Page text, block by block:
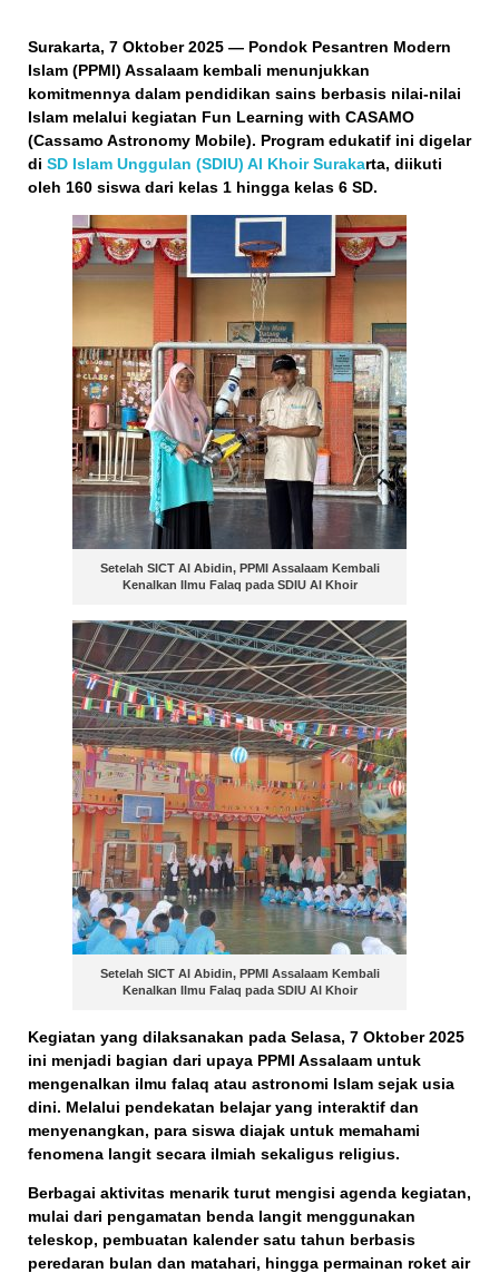
Surakarta, 7 Oktober 2025 — Pondok Pesantren Modern
Islam (PPMI) Assalaam kembali menunjukkan
komitmennya dalam pendidikan sains berbasis nilai-nilai
Islam melalui kegiatan Fun Learning with CASAMO
(Cassamo Astronomy Mobile). Program edukatif ini digelar
di SD Islam Unggulan (SDIU) Al Khoir Surakarta, diikuti
oleh 160 siswa dari kelas 1 hingga kelas 6 SD.
Setelah SICT Al Abidin, PPMI Assalaam Kembali
Kenalkan Ilmu Falaq pada SDIU Al Khoir
Setelah SICT Al Abidin, PPMI Assalaam Kembali
Kenalkan Ilmu Falaq pada SDIU Al Khoir
Kegiatan yang dilaksanakan pada Selasa, 7 Oktober 2025
ini menjadi bagian dari upaya PPMI Assalaam untuk
mengenalkan ilmu falaq atau astronomi Islam sejak usia
dini. Melalui pendekatan belajar yang interaktif dan
menyenangkan, para siswa diajak untuk memahami
fenomena langit secara ilmiah sekaligus religius.
Berbagai aktivitas menarik turut mengisi agenda kegiatan,
mulai dari pengamatan benda langit menggunakan
teleskop, pembuatan kalender satu tahun berbasis
peredaran bulan dan matahari, hingga permainan roket air